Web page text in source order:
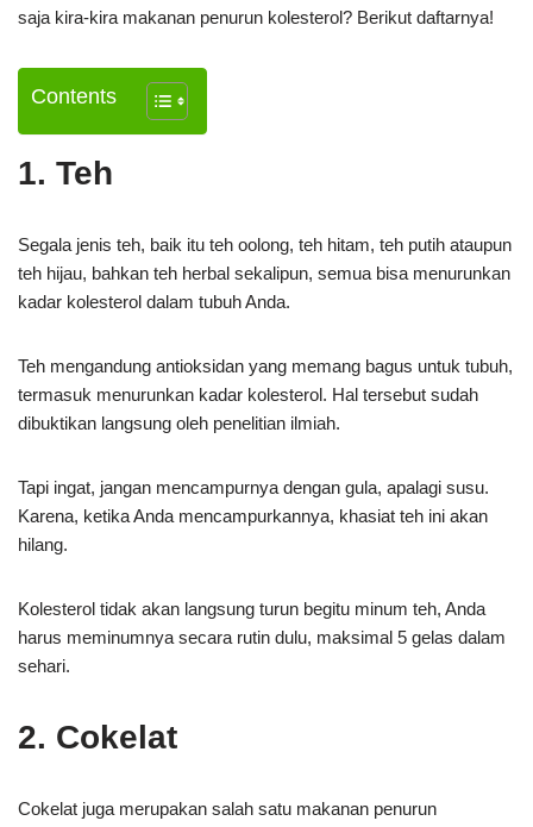
saja kira-kira makanan penurun kolesterol? Berikut daftarnya!
Contents
1. Teh
Segala jenis teh, baik itu teh oolong, teh hitam, teh putih ataupun
teh hijau, bahkan teh herbal sekalipun, semua bisa menurunkan
kadar kolesterol dalam tubuh Anda.
Teh mengandung antioksidan yang memang bagus untuk tubuh,
termasuk menurunkan kadar kolesterol. Hal tersebut sudah
dibuktikan langsung oleh penelitian ilmiah.
Tapi ingat, jangan mencampurnya dengan gula, apalagi susu.
Karena, ketika Anda mencampurkannya, khasiat teh ini akan
hilang.
Kolesterol tidak akan langsung turun begitu minum teh, Anda
harus meminumnya secara rutin dulu, maksimal 5 gelas dalam
sehari.
2. Cokelat
Cokelat juga merupakan salah satu makanan penurun